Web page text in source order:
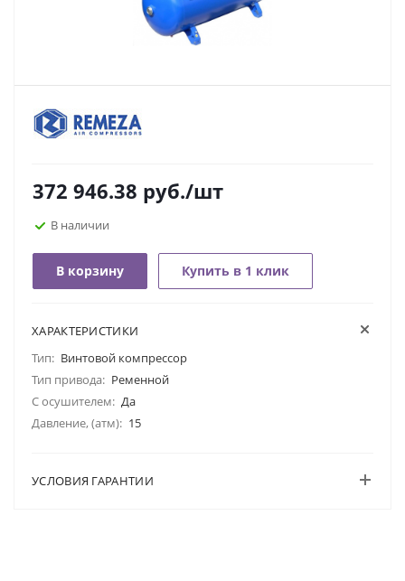
372 946.38 руб./шт
В наличии
В корзину Купить в 1 клик
ХАРАКТЕРИСТИКИ
Тип: Винтовой компрессор
Тип привода: Ременной
С осушителем: Да
Давление, (атм): 15
УСЛОВИЯ ГАРАНТИИ